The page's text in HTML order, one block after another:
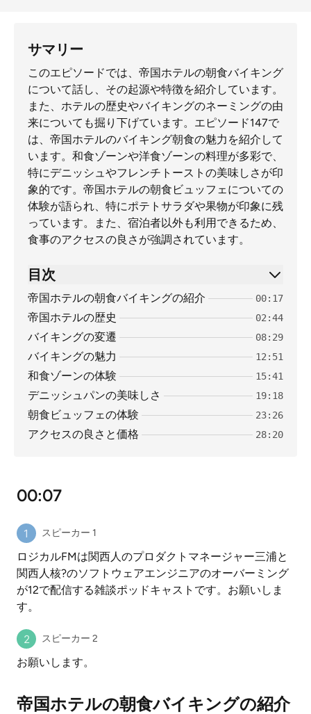
サマリー
このエピソードでは、帝国ホテルの朝食バイキング
について話し、その起源や特徴を紹介しています。
また、ホテルの歴史やバイキングのネーミングの由
来についても掘り下げています。エピソード147で
は、帝国ホテルのバイキング朝食の魅力を紹介して
います。和食ゾーンや洋食ゾーンの料理が多彩で、
特にデニッシュやフレンチトーストの美味しさが印
象的です。帝国ホテルの朝食ビュッフェについての
体験が語られ、特にポテトサラダや果物が印象に残
っています。また、宿泊者以外も利用できるため、
食事のアクセスの良さが強調されています。
目次
帝国ホテルの朝食バイキングの紹介 00:17
帝国ホテルの歴史 02:44
バイキングの変遷 08:29
バイキングの魅力 12:51
和食ゾーンの体験 15:41
デニッシュパンの美味しさ 19:18
朝食ビュッフェの体験 23:26
アクセスの良さと価格 28:20
00:07
スピーカー 1
ロジカルFMは関西人のプロダクトマネージャー三浦と
関西人核?のソフトウェアエンジニアのオーバーミング
が12で配信する雑談ポッドキャストです。お願いしま
す。
スピーカー 2
お願いします。
帝国ホテルの朝食バイキングの紹介